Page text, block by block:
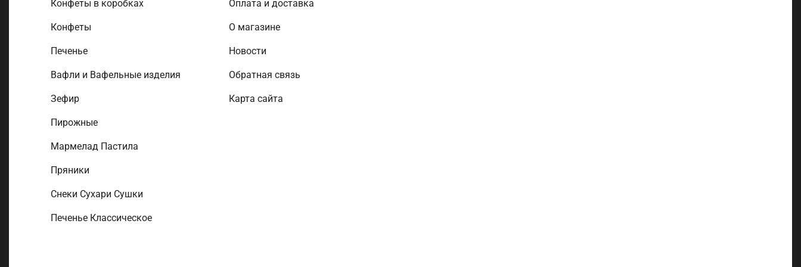
Конфеты в коробках
Конфеты
Печенье
Вафли и Вафельные изделия
Зефир
Пирожные
Мармелад Пастила
Пряники
Снеки Сухари Сушки
Печенье Классическое
Оплата и доставка
О магазине
Новости
Обратная связь
Карта сайта